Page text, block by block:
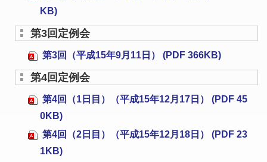
KB)
第3回定例会
第3回（平成15年9月11日） (PDF 366KB)
第4回定例会
第4回（1日目）（平成15年12月17日） (PDF 45
0KB)
第4回（2日目）（平成15年12月18日） (PDF 23
1KB)